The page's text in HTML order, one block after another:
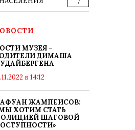
МУЗЕЯ –
ДИМАША
в 14:12
ЖАМПЕИСОВ:
ХОТИМ СТАТЬ
ШАГОВОЙ